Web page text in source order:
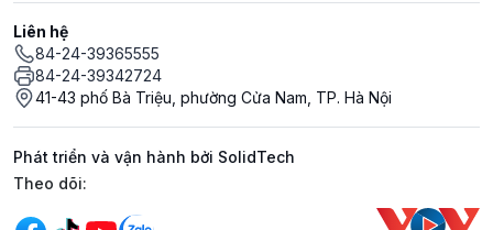
Liên hệ
84-24-39365555
84-24-39342724
41-43 phố Bà Triệu, phường Cửa Nam, TP. Hà Nội
Phát triển và vận hành bởi SolidTech
Mạng xã hội
Theo dõi: